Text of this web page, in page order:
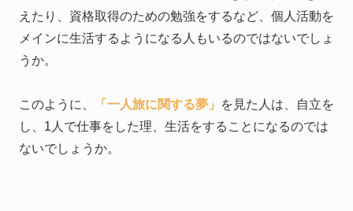
えたり、資格取得のための勉強をするなど、個人活動を
メインに生活するようになる人もいるのではないでしょ
うか。
このように、 「一人旅に関する夢」
を見た人は、自立を
し、1人で仕事をした理、生活をすることになるのでは
ないでしょうか。